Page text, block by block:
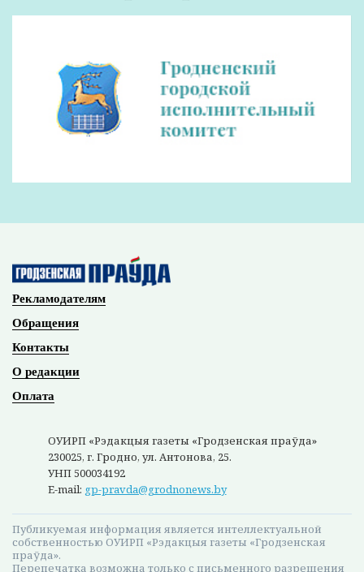
В Гродно задержали женщину, укравшую чужой
Золото боксеров, лидерство «Немана»: обзор
спортивных событий
Гимназист из Гродно взял серебро на
Международной олимпиаде по ИИ